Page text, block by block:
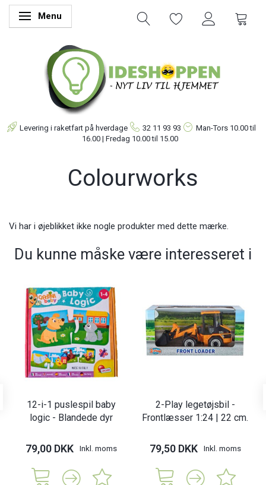
Skifte navigation
Menu
Levering i raketfart på hverdage 32 11 93 93 Man-Tors 10.00 til
16.00 | Fredag 10.00 til 15.00
Colourworks
Vi har i øjeblikket ikke nogle produkter med dette mærke.
Du kunne måske være interesseret i
12-i-1 puslespil baby
logic - Blandede dyr
79,00 DKK Inkl. moms
2-Play legetøjsbil -
Frontlæsser 1:24 | 22 cm.
79,50 DKK Inkl. moms